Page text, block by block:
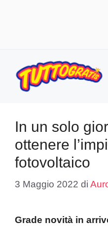
contenuto
In un solo
ottenere
fotovoltaico
3 Maggio 2022 di
Grade novità in